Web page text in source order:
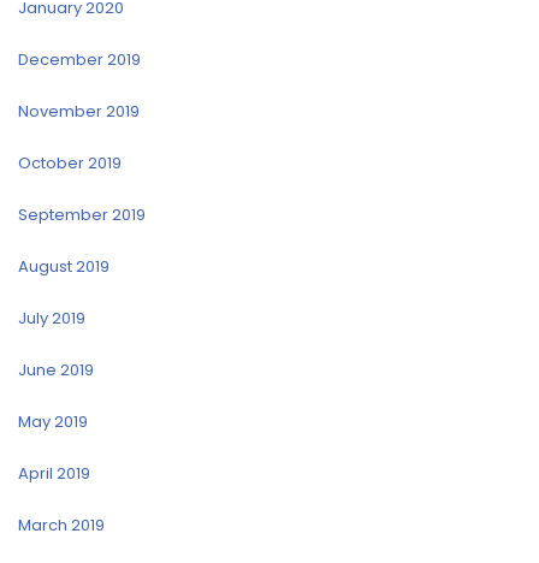
January 2020
December 2019
November 2019
October 2019
September 2019
August 2019
July 2019
June 2019
May 2019
April 2019
March 2019